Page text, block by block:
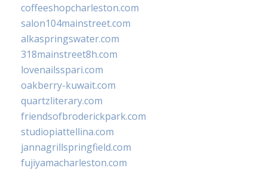
coffeeshopcharleston.com
salon104mainstreet.com
alkaspringswater.com
318mainstreet8h.com
lovenailsspari.com
oakberry-kuwait.com
quartzliterary.com
friendsofbroderickpark.com
studiopiattellina.com
jannagrillspringfield.com
fujiyamacharleston.com